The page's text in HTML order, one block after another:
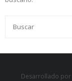
Desarrollado por